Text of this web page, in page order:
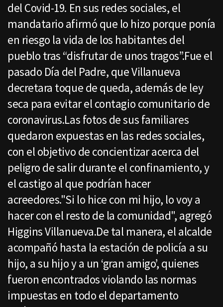
del Covid-19. En sus redes sociales, el
mandatario afirmó que lo hizo porque ponía
en riesgo la vida de los habitantes del
pueblo tras “disfrutar de unos tragos”.Fue el
pasado Día del Padre, que Villanueva
decretara toque de queda, además de ley
seca para evitar el contagio comunitario de
coronavirus.Las fotos de sus familiares
quedaron expuestas en las redes sociales,
con el objetivo de concientizar acerca del
peligro de salir durante el confinamiento, y
el castigo al que podrían hacer
acreedores."Si lo hice con mi hijo, lo voy a
hacer con el resto de la comunidad", agregó
Higgins Villanueva.De tal manera, el alcalde
acompañó hasta la estación de policía a su
hijo, a su hijo y a un ‘gran amigo’, quienes
fueron encontrados violando las normas
impuestas en todo el departamento